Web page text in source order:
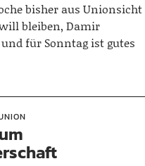
bisher aus Unionsicht
bleiben, Damir
für Sonntag ist gutes